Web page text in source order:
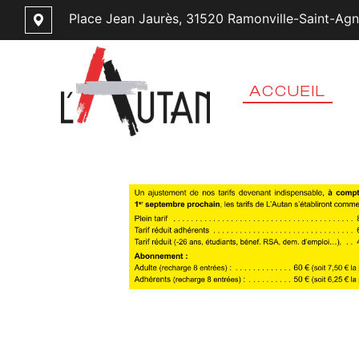
Place Jean Jaurès, 31520 Ramonville-Saint-
ACCUEIL